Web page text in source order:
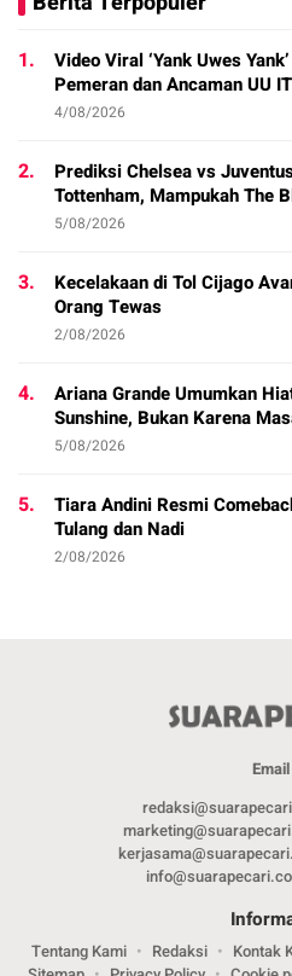
1.
Video Viral ‘Yank Uwes
Pemeran dan Ancaman UU
4/08/2026
2.
Prediksi Chelsea vs
Tottenham, Mampukah The
5/08/2026
3.
Kecelakaan di Tol Cijago
Orang Tewas
2/08/2026
4.
Ariana Grande Umumkan
Sunshine, Bukan Karena
5/08/2026
5.
Tiara Andini Resmi
Tulang dan Nadi
2/08/2026
Email
Tentang Kami Redaksi Kontak